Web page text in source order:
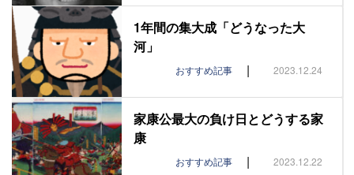
1年間の集大成「どうなった大
河」
おすすめ記事 | 2023.12.24
家康公最大の負け日とどうする家
康
おすすめ記事 | 2023.12.22